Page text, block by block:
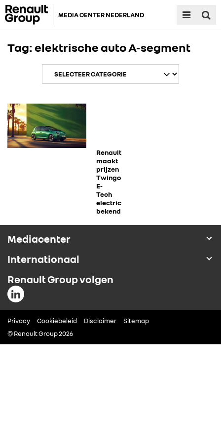
MEDIA CENTER NEDERLAND
RENAULT GROUP
RENAULT
ALLIANCE
FOTO’S & VIDEO’S
IN DE MEDIA
CONTACT
Tag: elektrische auto A-segment
Renault
maakt
prijzen
Twingo
E-
Tech
electric
bekend
Mediacenter
Internationaal
Renault Group volgen
Privacy Cookiebeleid Disclaimer
Sitemap
© Renault Group 2026